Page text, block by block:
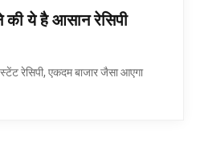
की ये है आसान रेसिपी
रेसिपी, एकदम बाजार जैसा आएगा